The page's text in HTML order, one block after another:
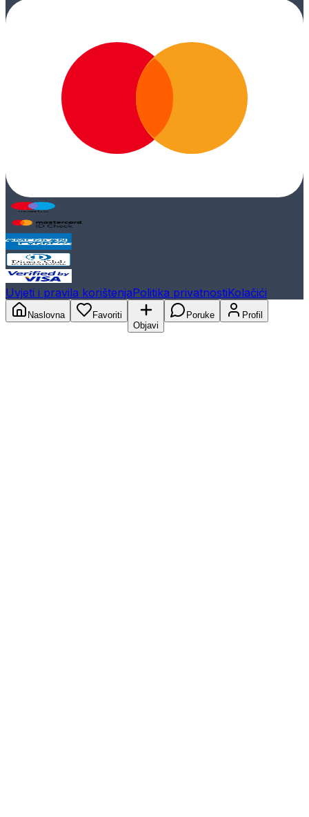
Uvjeti i pravila korištenjaPolitika privatnostiKolačići
Naslovna
Favoriti
Objavi
Poruke Profil